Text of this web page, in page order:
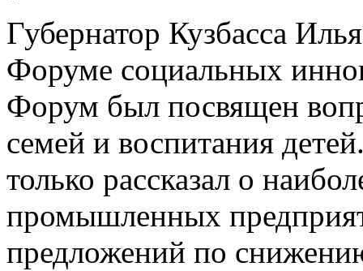
Губернатор Кузбасса
Форуме социальных
Форум был посвящен
семей и воспитания
только рассказал о
промышленных
предложений по